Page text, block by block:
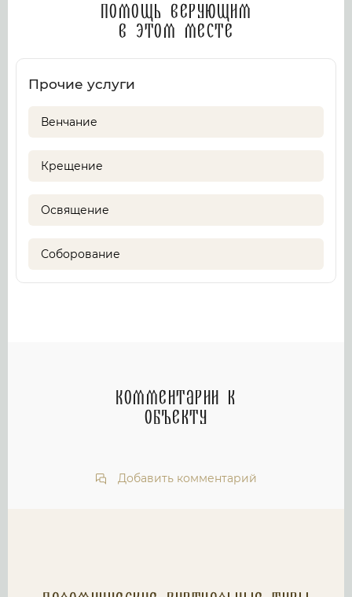
Помощь верующим
в этом месте
Прочие услуги
Венчание
Крещение
Освящение
Соборование
Комментарии к
объекту
Добавить комментарий